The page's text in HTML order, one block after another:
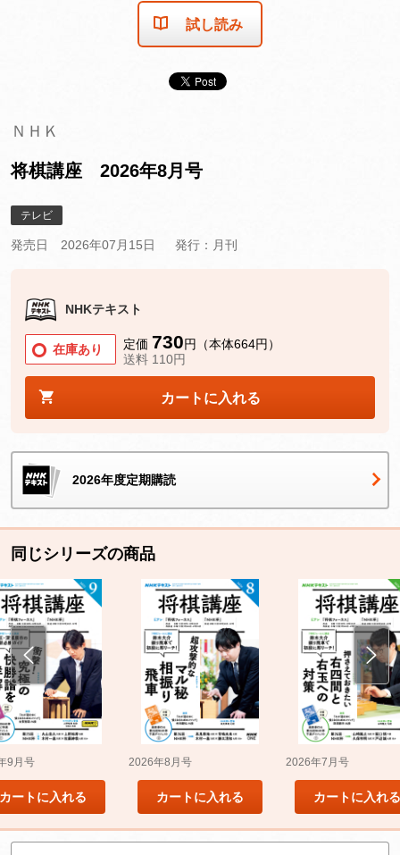
試し読み
ＮＨＫ
将棋講座 2026年8月号
テレビ
発売日 2026年07月15日 発行：月刊
NHKテキスト
在庫あり 定価 730円（本体664円）
送料 110円
カートに入れる
2026年度定期購読
同じシリーズの商品
9月号
カートに入れる
2026年8月号
カートに入れる
2026年7月号
カートに入れる